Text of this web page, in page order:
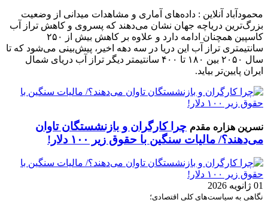
محمودآباد آنلاین : داده‌های آماری و مشاهدات میدانی از وضعیت
بزرگ‌ترین دریاچه جهان نشان می‌دهند که پسروی و کاهش تراز آب
کاسپین همچنان ادامه دارد و علاوه بر کاهش بیش از ۲۵۰
سانتیمتری تراز آب این دریا در سه دهه اخیر، پیش‌بینی می‌شود که تا
سال ۲۰۵۰ بین ۱۸۰ تا ۴۰۰ سانتیمتر دیگر تراز آب دریای شمال
ایران پایین‌تر بیاید.
نسرین هزاره مقدم چرا کارگران و بازنشستگان تاوان
می‌دهند؟/ مالیات سنگین با حقوق زیر ۱۰۰ دلار!
01 ژانویه 2026
نگاهی به سیاست‌های کلی اقتصادی؛